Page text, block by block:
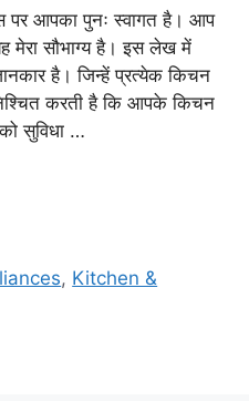
पर आपका पुनः स्वागत है। आप
सौभाग्य है। इस लेख में
है। जिन्हें प्रत्येक किचन
करती है कि आपके किचन
सुविधा …
, Kitchen &